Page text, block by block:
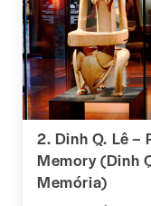
2. Dinh Q. Lê –
Memory (Dinh
Memória)